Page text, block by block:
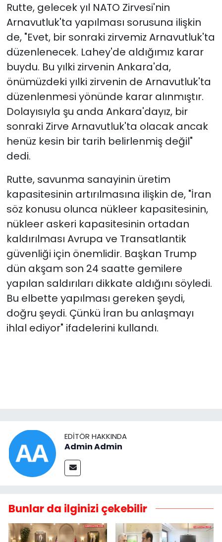
Rutte, gelecek yıl NATO Zirvesi'nin
Arnavutluk'ta yapılması sorusuna ilişkin
de, "Evet, bir sonraki zirvemiz Arnavutluk'ta
düzenlenecek. Lahey'de aldığımız karar
buydu. Bu yılki zirvenin Ankara'da,
önümüzdeki yılki zirvenin de Arnavutluk'ta
düzenlenmesi yönünde karar alınmıştır.
Dolayısıyla şu anda Ankara'dayız, bir
sonraki Zirve Arnavutluk'ta olacak ancak
henüz kesin bir tarih belirlenmiş değil"
dedi.
Rutte, savunma sanayinin üretim
kapasitesinin artırılmasına ilişkin de, "İran
söz konusu olunca nükleer kapasitesinin,
nükleer askeri kapasitesinin ortadan
kaldırılması Avrupa ve Transatlantik
güvenliği için önemlidir. Başkan Trump
dün akşam son 24 saatte gemilere
yapılan saldırıları dikkate aldığını söyledi.
Bu elbette yapılması gereken şeydi,
doğru şeydi. Çünkü İran bu anlaşmayı
ihlal ediyor" ifadelerini kullandı.
EDITÖR HAKKINDA
Admin Admin
Bunlar da ilginizi çekebilir